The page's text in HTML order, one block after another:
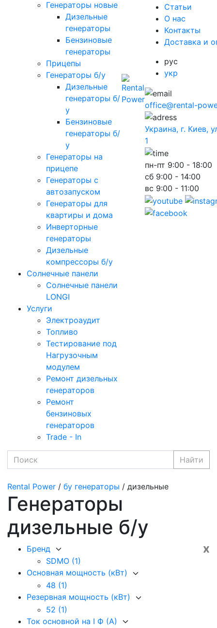
Генераторы новые
Дизельные
генераторы
Бензиновые
генераторы
Прицепы
Генераторы б/у
Дизельные
генераторы б/
у
Бензиновые
генераторы б/
у
Генераторы на
прицепе
Генераторы с
автозапуском
Генераторы для
квартиры и дома
Инверторные
генераторы
Дизельные
компрессоры б/у
Солнечные панели
Солнечные панели
LONGI
Услуги
Электроаудит
Топливо
Тестирование под
Нагрузочным
модулем
Ремонт дизельных
генераторов
Ремонт
бензиновых
генераторов
Trade - In
Cтатьи
O нас
Контакты
Доставка и
рус
укр
office@rental-
Украина, г. Киев,
1
пн-пт 9:00 - 18:00
сб 9:00 - 14:00
вс 9:00 - 11:00
Найти
Rental Power / бу генераторы / дизельные
Генераторы
дизельные б/у
x
Бренд
SDMO (1)
Основная мощность (кВт)
48 (1)
Резервная мощность (кВт)
52 (1)
Ток основной на I Ф (А)